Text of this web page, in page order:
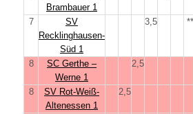
Brambauer 1
7
SV
Recklinghausen-
Süd 1
3,5 **
8
SC Gerthe –
Werne 1
2,5
8
SV Rot-Weiß-
Altenessen 1
2,5